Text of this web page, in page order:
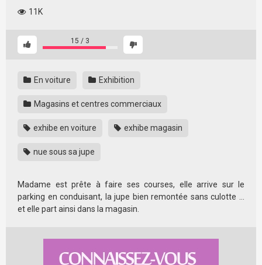
11K
15 / 3
En voiture Exhibition
Magasins et centres commerciaux
exhibe en voiture exhibe magasin
nue sous sa jupe
Madame est prête à faire ses courses, elle arrive sur le
parking en conduisant, la jupe bien remontée sans culotte …
et elle part ainsi dans la magasin.